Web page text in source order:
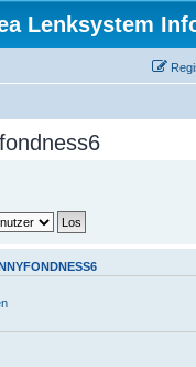
Lenksystem